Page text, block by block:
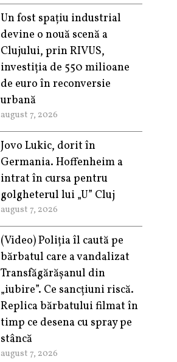
Un fost spațiu industrial
devine o nouă scenă a
Clujului, prin RIVUS,
investiția de 550 milioane
de euro în reconversie
urbană
august 7, 2026
Jovo Lukic, dorit în
Germania. Hoffenheim a
intrat în cursa pentru
golgheterul lui „U” Cluj
august 7, 2026
(Video) Poliția îl caută pe
bărbatul care a vandalizat
Transfăgărășanul din
„iubire”. Ce sancțiuni riscă.
Replica bărbatului filmat în
timp ce desena cu spray pe
stâncă
august 7, 2026